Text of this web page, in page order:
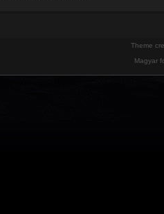
Theme
Magyar